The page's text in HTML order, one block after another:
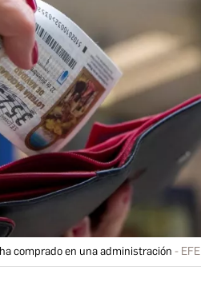
comprado en una administración EFE